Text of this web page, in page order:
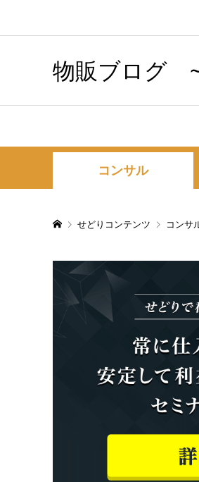
物販ブログ
コンサル
せどりコンテンツ コンサ